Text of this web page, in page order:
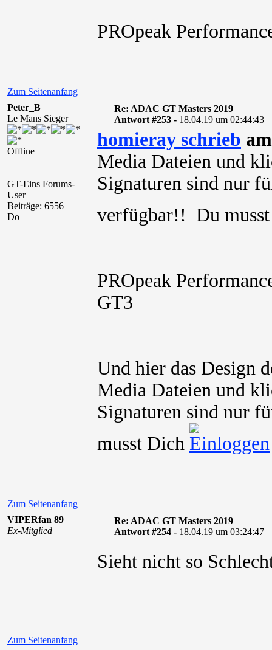
PROpeak
Zum Seitenanfang
Peter_B
Le Mans Sieger
Offline
GT-Eins Forums-
User
Beiträge: 6556
Do
Re: ADAC GT Masters 2019
Antwort #253 - 18.04.19 um 02:44:43
homieray schrieb
Media Dateien und
Signaturen sind nur
verfügbar!! Du
PROpeak
GT3
Und hier das Design
Media Dateien und
Signaturen sind nur
musst Dich
Zum Seitenanfang
VIPERfan 89
Ex-Mitglied
Re: ADAC GT Masters 2019
Antwort #254 - 18.04.19 um 03:24:47
Sieht nicht so
Zum Seitenanfang